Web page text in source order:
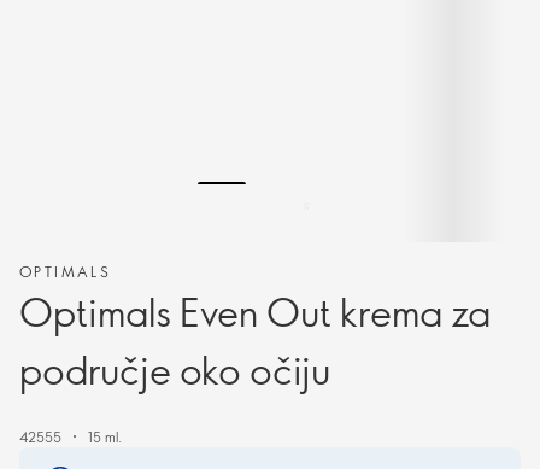
OPTIMALS
Optimals Even Out krema za
područje oko očiju
42555 15 ml.